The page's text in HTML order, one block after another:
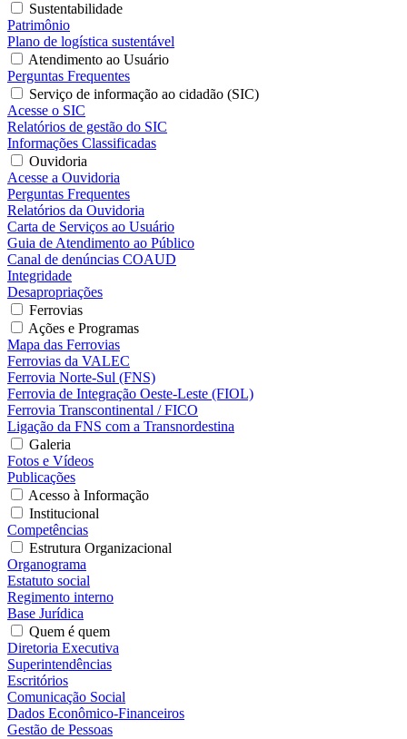
Sustentabilidade
Patrimônio
Plano de logística sustentável
Atendimento ao Usuário
Perguntas Frequentes
Serviço de informação ao cidadão (SIC)
Acesse o SIC
Relatórios de gestão do SIC
Informações Classificadas
Ouvidoria
Acesse a Ouvidoria
Perguntas Frequentes
Relatórios da Ouvidoria
Carta de Serviços ao Usuário
Guia de Atendimento ao Público
Canal de denúncias COAUD
Integridade
Desapropriações
Ferrovias
Ações e Programas
Mapa das Ferrovias
Ferrovias da VALEC
Ferrovia Norte-Sul (FNS)
Ferrovia de Integração Oeste-Leste (FIOL)
Ferrovia Transcontinental / FICO
Ligação da FNS com a Transnordestina
Galeria
Fotos e Vídeos
Publicações
Acesso à Informação
Institucional
Competências
Estrutura Organizacional
Organograma
Estatuto social
Regimento interno
Base Jurídica
Quem é quem
Diretoria Executiva
Superintendências
Escritórios
Comunicação Social
Dados Econômico-Financeiros
Gestão de Pessoas